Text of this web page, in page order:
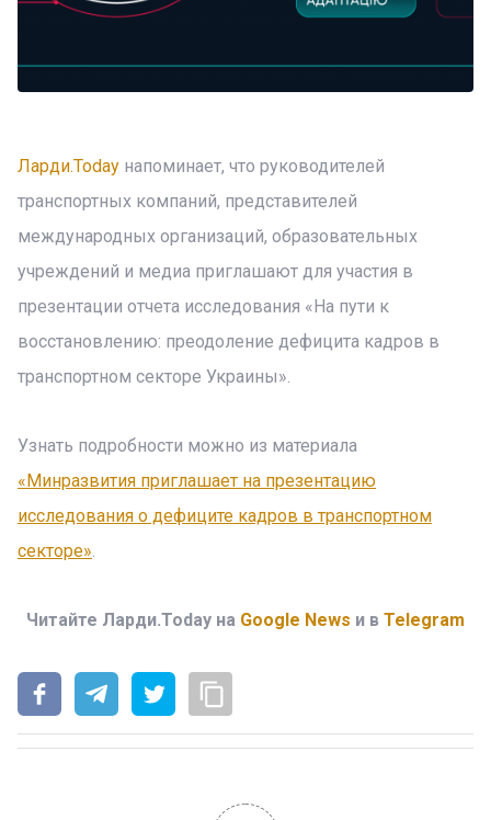
Ларди.Today напоминает, что руководителей
транспортных компаний, представителей
международных организаций, образовательных
учреждений и медиа приглашают для участия в
презентации отчета исследования «На пути к
восстановлению: преодоление дефицита кадров в
транспортном секторе Украины».
Узнать подробности можно из материала
«Минразвития приглашает на презентацию
исследования о дефиците кадров в транспортном
секторе».
Читайте Ларди.Today на Google News и в Telegram